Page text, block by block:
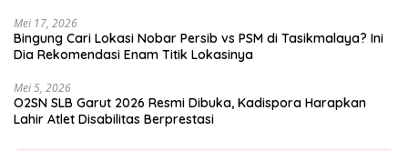
Mei 17, 2026
Bingung Cari Lokasi Nobar Persib vs PSM di Tasikmalaya? Ini
Dia Rekomendasi Enam Titik Lokasinya
Mei 5, 2026
O2SN SLB Garut 2026 Resmi Dibuka, Kadispora Harapkan
Lahir Atlet Disabilitas Berprestasi